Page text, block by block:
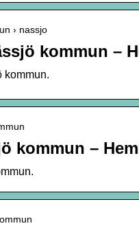
› nassjo
kommun –
kommun.
kommun –